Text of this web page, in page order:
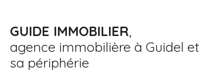
GUIDE IMMOBILIER,
agence immobilière à Guidel et
sa périphérie